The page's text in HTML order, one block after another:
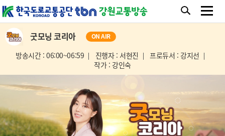
굿모닝 코리아 ON AIR
방송시간 : 06:00~06:59 진행자 : 서현진
프로듀서 : 강지선
작가 : 강인숙